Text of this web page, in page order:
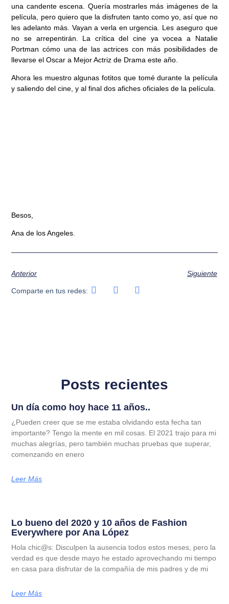
una candente escena. Quería mostrarles más imágenes de la
película, pero quiero que la disfruten tanto como yo, así que no
les adelanto más. Vayan a verla en urgencia. Les aseguro que
no se arrepentirán. La crítica del cine ya vocea a Natalie
Portman cómo una de las actrices con más posibilidades de
llevarse el Oscar a Mejor Actriz de Drama este año.
Ahora les muestro algunas fotitos que tomé durante la película
y saliendo del cine, y al final dos afiches oficiales de la película.
Besos,
Ana de los Angeles.
Anterior Siguiente
Comparte en tus redes:
Posts recientes
Un día como hoy hace 11 años..
¿Pueden creer que se me estaba olvidando esta fecha tan
importante? Tengo la mente en mil cosas. El 2021 trajo para mi
muchas alegrías, pero también muchas pruebas que superar,
comenzando en enero
Leer Más
Lo bueno del 2020 y 10 años de Fashion
Everywhere por Ana López
Hola chic@s: Disculpen la ausencia todos estos meses, pero la
verdad es que desde mayo he estado aprovechando mi tiempo
en casa para disfrutar de la compañía de mis padres y de mi
Leer Más